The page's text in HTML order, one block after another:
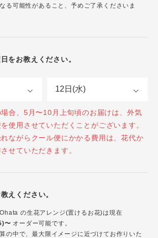
る可能性があること、予めご了承くださいま
をお教えください。
合、5月〜10月上旬頃のお届けは、外気
使用させていただくことがございます。
ながらクール便にかかる費用は、花代か
せていただきます。
えください。
の生花アレンジ(置けるお花)は現在
〜 オーダー可能です。
の中で、最大限イメージに近づけてお作りいた